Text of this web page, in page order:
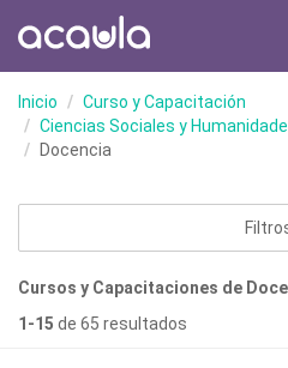
Inicio
Curso y Capacitación
Ciencias Sociales y
Docencia
Cursos y Capacitaciones de
1-15 de 65 resultados